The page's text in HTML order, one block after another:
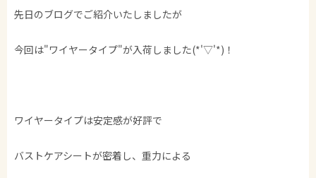
先日のブログでご紹介いたしましたが
今回は"ワイヤータイプ"が入荷しました(*'▽'*)！
ワイヤータイプは安定感が好評で
バストケアシートが密着し、重力による